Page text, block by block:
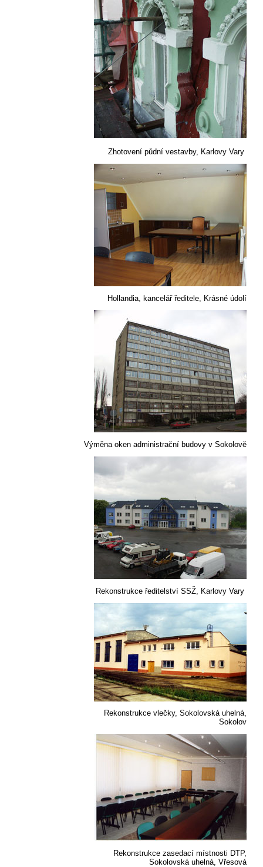
Zhotovení půdní vestavby, Karlovy Vary
Hollandia, kancelář ředitele, Krásné údolí
Výměna oken administrační budovy v Sokolově
Rekonstrukce ředitelství SSŽ, Karlovy Vary
Rekonstrukce vlečky, Sokolovská uhelná,
Sokolov
Rekonstrukce zasedací místnosti DTP,
Sokolovská uhelná, Vřesová